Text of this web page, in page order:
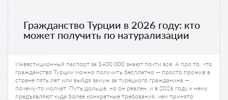
Гражданство Турции в 2026 году: кто
может получить по натурализации
Инвестиционный паспорт за $400 000 знают почти все. А про то, что
гражданство Турции можно получить бесплатно — просто прожив в
стране пять лет или выйдя замуж за турецкого гражданина —
почему-то молчат. Путь дольше, но он реален, и в 2026 году к нему
предъявляют куда более конкретные требования, чем принято